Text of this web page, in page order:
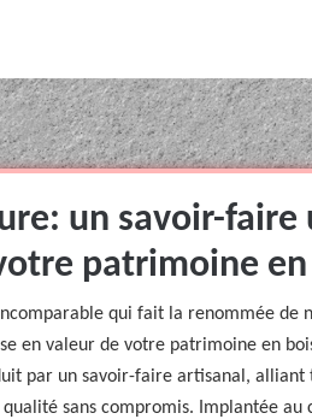
un savoir-faire
patrimoine
qui fait la renommée de
en valeur de votre patrimoine en
par un savoir-faire artisanal,
sans compromis. Implantée